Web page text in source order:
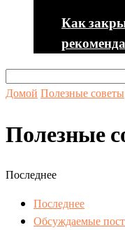
Как
Домой Полезные советы
Полезные
Последнее
Последнее
Обсуждаемые